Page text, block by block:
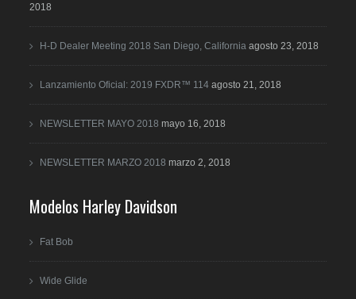
2018
H-D Dealer Meeting 2018 San Diego, California agosto 23, 2018
Lanzamiento Oficial: 2019 FXDR™ 114 agosto 21, 2018
NEWSLETTER MAYO 2018 mayo 16, 2018
NEWSLETTER MARZO 2018 marzo 2, 2018
Modelos Harley Davidson
Fat Bob
Wide Glide